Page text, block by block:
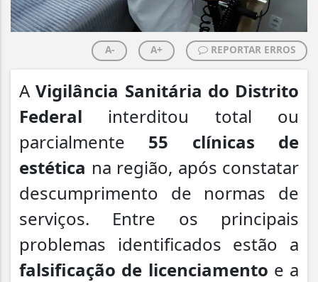
A- A+ REPORTAR ERROS
AVigilância Sanitária do Distrito
Federal interditou total ou
parcialmente 55 clínicas de
estética na região, após constatar
descumprimento de normas de
serviços. Entre os principais
problemas identificados estão a
falsificação de licenciamento e a